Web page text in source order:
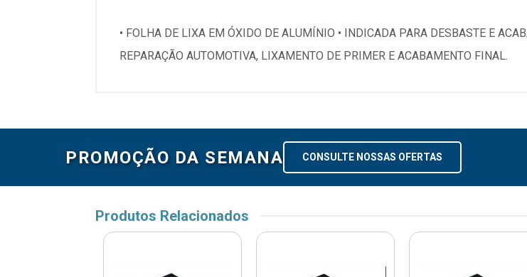
• FOLHA DE LIXA EM ÓXIDO DE ALUMÍNIO • INDICADA PARA DESBASTE E
REPARAÇÃO AUTOMOTIVA, LIXAMENTO DE PRIMER E ACABAMENTO FINAL.
PROMOÇÃO DA SEMANA CONSULTE NOSSAS OFERTAS
Produtos Relacionados